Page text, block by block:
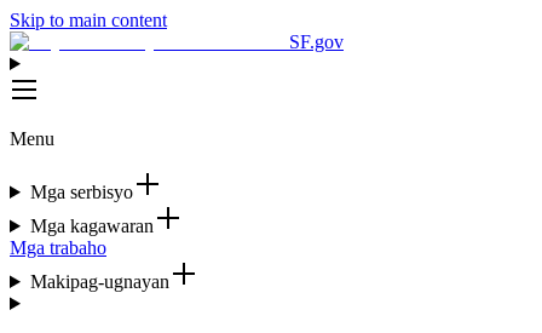
Skip to main content
SF.gov
Menu
Mga serbisyo
Mga kagawaran
Mga trabaho
Makipag-ugnayan